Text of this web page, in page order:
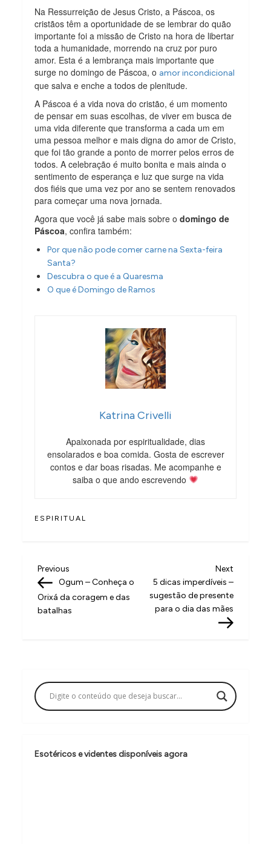
Na Ressurreição de Jesus Cristo, a Páscoa, os
cristãos têm a oportunidade de se lembrar do quão
importante foi a missão de Cristo na hora de libertar
toda a humanidade, morrendo na cruz por puro
amor. Esta é a lembrança mais importante que
surge no domingo de Páscoa, o amor incondicional
que salva e enche a todos de plenitude.
A Páscoa é a vida nova do cristão, é um momento
de pensar em suas escolhas, de viver em busca de
uma vida diferente que transforma a cada um em
uma pessoa melhor e mais digna do amor de Cristo,
que foi tão grande a ponto de morrer pelos erros de
todos. A celebração é muito bonita e mais ainda o
sentimento de esperança e luz que surge na vida
dos fiéis que uma vez por ano se sentem renovados
para começar uma nova jornada.
Agora que você já sabe mais sobre odomingo de
Páscoa, confira também:
Por que não pode comer carne na Sexta-feira
Santa?
Descubra o que é a Quaresma
O que é Domingo de Ramos
Katrina Crivelli
Apaixonada por espiritualidade, dias
ensolarados e boa comida. Gosta de escrever
contos e dar boas risadas. Me acompanhe e
saiba o que ando escrevendo
ESPIRITUAL
N
a
v
ç
ã
d
Previous
Post
Previous
Ogum – Conheça o
Orixá da coragem e das
batalhas
Next
Post
Next
5 dicas imperdíveis –
sugestão de presente
para o dia das mães
Esotéricos e videntes disponíveis agora